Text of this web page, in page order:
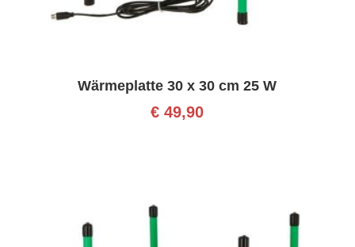
Wärmeplatte 30 x 30 cm 25 W
€ 49,90